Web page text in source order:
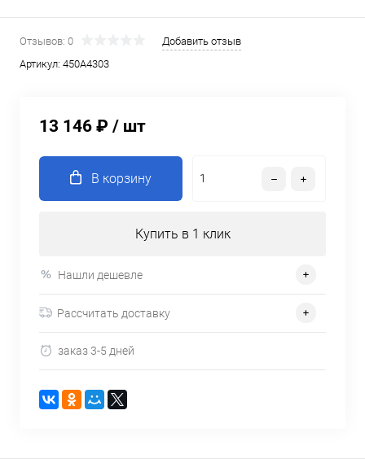
Отзывов: 0
Добавить отзыв
Артикул: 450A4303
13 146 ₽ / шт
В корзину
Купить в 1 клик
Нашли дешевле
Рассчитать доставку
заказ 3-5 дней